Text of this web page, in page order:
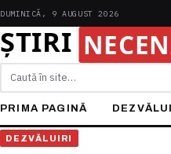
DUMINICĂ, 9 AUGUST 2026
Caută
PRIMA PAGINĂ
DEZVĂLUIRI